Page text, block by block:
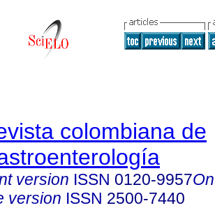
colombiana de
version ISSN 0120-9957
version ISSN 2500-7440